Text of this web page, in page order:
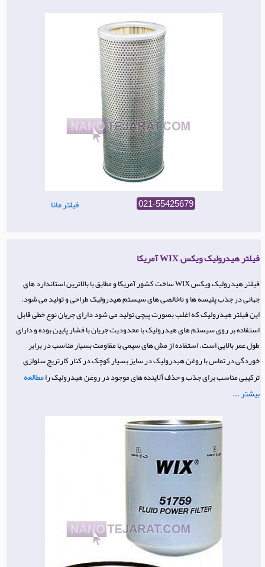
فیلتر مانا 021-55425679
فیلتر هیدرولیک ویکس WIX آمریکا
فیلتر هیدرولیک ویکس WIX ساخت کشور آمریکا و مطابق با بالاترین استاندارد های
جهانی در جذب پلیسه ها و ناخالصی های سیستم هیدرولیک طراحی و تولید می شود.
این فیلتر هیدرولیک که اغلب بصورت پیچی تولید می شود دارای جریان نوع خطی قابل
استفاده بر روی سیستم های هیدرولیک با محدودیت جریان با فشار پایین بوده و دارای
طول عمر بالایی است. استفاده از مش های سیمی با مقاومت بسیار مناسب در برابر
خوردگی در تماس با روغن هیدرولیک در سایز بسیار کوچک در کنار کارتریج سلولزی
ترکیبی مناسب برای جذب و حذف آلاینده های موجود در روغن هیدرولیک رامطالعه
بیشتر ...